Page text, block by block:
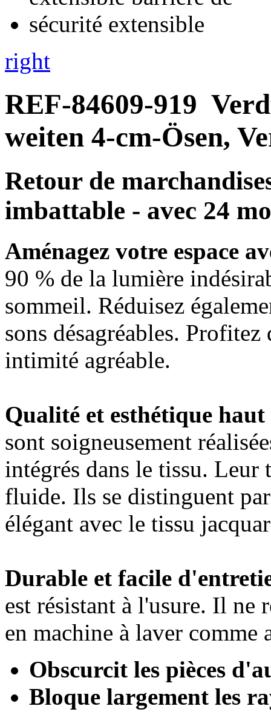
right
REF-84609-919
weiten 4-cm-Ösen,
Retour de
imbattable - avec 24
Aménagez votre espace
90 % de la lumière
sommeil. Réduisez
sons désagréables.
intimité agréable.
Qualité et esthétique haut
sont soigneusement
intégrés dans le tissu.
fluide. Ils se distinguent
élégant avec le tissu
Durable et facile
est résistant à l'usure. Il ne
en machine à laver comme
Obscurcit les pièces
Bloque largement les